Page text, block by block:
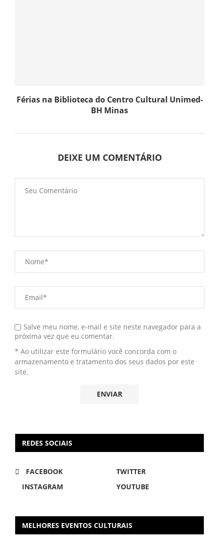
Férias na Biblioteca do Centro Cultural Unimed-
BH Minas
DEIXE UM COMENTÁRIO
Salve meu nome, e-mail e site neste navegador para a
próxima vez que eu comentar.
* Ao utilizar este formulário você concorda com o
armazenamento e tratamento dos seus dados por este
site.
REDES SOCIAIS
FACEBOOK
TWITTER
INSTAGRAM
YOUTUBE
MELHORES EVENTOS CULTURAIS